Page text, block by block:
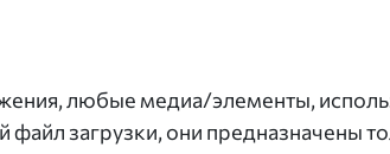
любые медиа/элементы,
загрузки, они предназначены